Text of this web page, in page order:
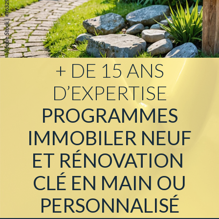
NOVES (13550)
138 900€
+ DE 15 ANS
D’EXPERTISE
PROGRAMMES
IMMOBILER NEUF
ET RÉNOVATION
CLÉ EN MAIN OU
PERSONNALISÉ